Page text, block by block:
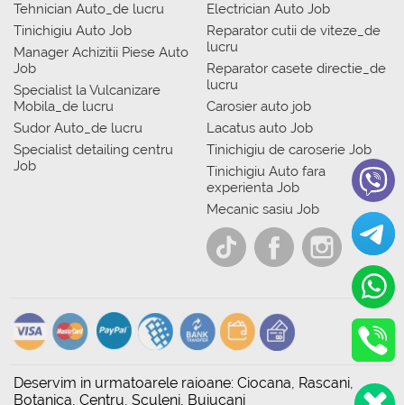
Tehnician Auto_de lucru
Tinichigiu Auto Job
Manager Achizitii Piese Auto
Job
Specialist la Vulcanizare
Mobila_de lucru
Sudor Auto_de lucru
Specialist detailing centru
Job
Electrician Auto Job
Reparator cutii de viteze_de
lucru
Reparator casete directie_de
lucru
Carosier auto job
Lacatus auto Job
Tinichigiu de caroserie Job
Tinichigiu Auto fara
experienta Job
Mecanic sasiu Job
Deservim in urmatoarele raioane: Ciocana, Rascani,
Botanica, Centru, Sculeni, Buiucani